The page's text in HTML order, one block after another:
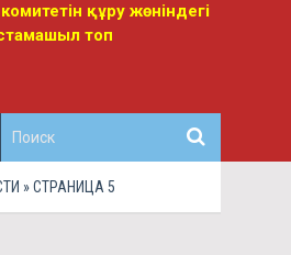
құру жөніндегі
топ
» СТРАНИЦА 5